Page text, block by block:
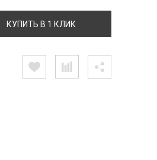
КУПИТЬ В 1 КЛИК